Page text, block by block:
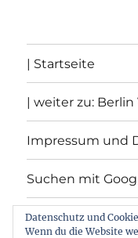
| Startseite
| weiter zu: Berlin
Impressum und
Suchen mit
Themen
Datenschutz und
Wenn du die Website